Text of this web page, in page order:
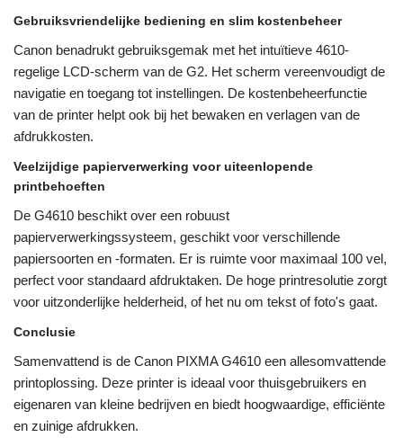
Gebruiksvriendelijke bediening en slim kostenbeheer
Canon benadrukt gebruiksgemak met het intuïtieve 4610-
regelige LCD-scherm van de G2. Het scherm vereenvoudigt de
navigatie en toegang tot instellingen. De kostenbeheerfunctie
van de printer helpt ook bij het bewaken en verlagen van de
afdrukkosten.
Veelzijdige papierverwerking voor uiteenlopende
printbehoeften
De G4610 beschikt over een robuust
papierverwerkingssysteem, geschikt voor verschillende
papiersoorten en -formaten. Er is ruimte voor maximaal 100 vel,
perfect voor standaard afdruktaken. De hoge printresolutie zorgt
voor uitzonderlijke helderheid, of het nu om tekst of foto's gaat.
Conclusie
Samenvattend is de Canon PIXMA G4610 een allesomvattende
printoplossing. Deze printer is ideaal voor thuisgebruikers en
eigenaren van kleine bedrijven en biedt hoogwaardige, efficiënte
en zuinige afdrukken.